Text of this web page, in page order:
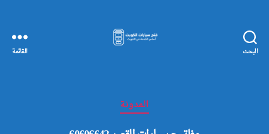
البحث
الكويت
القائمة
التصنيفاتالمدونة